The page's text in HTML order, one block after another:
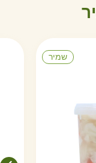
יר
שמיר